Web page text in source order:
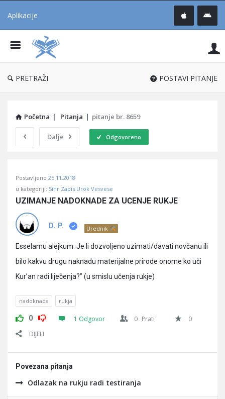
Aplikacije
®
PRETRAŽI POSTAVI PITANJE
Početna | Pitanja | pitanje br. 8659
Dalje Odgovoreno
Učene
Latest
Pitanja
Postavljeno 25.11.2018
u kategoriji: Sihr Zapis Urok Vesvese
UZIMANJE NADOKNADE ZA UČENJE RUKJE
D. P. Urednik
Esselamu alejkum. Je li dozvoljeno uzimati/davati novčanu ili
bilo kakvu drugu naknadu materijalne prirode onome ko uči
Kur’an radi liječenja?” (u smislu učenja rukje)
nadoknada rukja
0 1 Odgovor 0 Prati
0
DIJELI
Povezana pitanja
Odlazak na rukju radi testiranja